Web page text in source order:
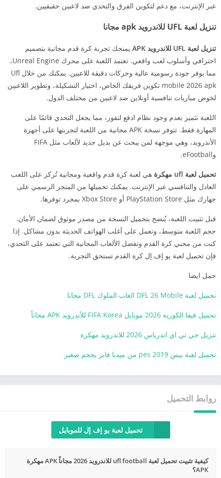
عبر الإنترنت، مع دعم لتكوين الفرق والتحدي ضد لاعبين حقيقيين.
تنزيل لعبة UFL للاندرويد apk مجانا
تنزيل لعبة UFL للاندرويد APK
يمنحك تجربة كرة قدم مجانية بتصميم
احترافي وأسلوب لعب واقعي. تعتمد اللعبة على محرك Unreal Engine،
مما يوفر جودة رسومية عالية وحركات دقيقة للاعبين. يمكنك من خلال Ufl
mobile 2026 apk تكوين فريقك الخاص، اختيار التشكيلة، وتطوير اللاعبين
لخوض مباريات تنافسية أونلاين ضد لاعبين من مختلف الدول.
اللعبة تتميز بعدم وجود نظام ادفع لتفوز، مما يجعل التحدي قائمًا على
المهارة فقط. تتوفر نسخة APK مجانية من اللعبة لتجربتها على أجهزة
الأندرويد، وهي موجهة لمن يبحث عن بديل جديد لألعاب مثل FIFA
وeFootball.
تحميل لعبة ufl مهكرة
هي لعبة كرة قدم واقعية ومجانية تُركز على اللعب
العادل والتنافسي عبر الإنترنت. يمكنك تحميلها من المتجر الرسمي على
جهازك مثل PlayStation Store أو Xbox Store بمجرد توفرها.
قبل تثبيت اللعبة، يُنصح بتحميل النسخة من مصدر موثوق لضمان الأمان.
حجم اللعبة متوسط، وتعمل على أغلب الهواتف الحديثة بدون مشاكل. إذا
كنت من محبي كرة القدم وتفضل الألعاب المجانية التي تعتمد على التحدي،
فإن تحميل لعبة يو إف إل كرة القدم تستحق التجربة.
حمل ايضا
تحميل لعبة DFL 26 Mobile العاب الملوك DFL مجانا
تحميل فيفا الكورية 2026 موبايل FIFA Korea للأندرويد APK مجاناً
تنزيل جي تي اي اندرياس 2026 للاندرويد مهكرة
تحميل لعبة بيس pes 2019 من ميديا فاير بحجم صغير
روابط التحميل
تحميل لعبة يو إف إل للموبايل
كيفية تثبيت تحميل لعبة ufl football للاندرويد 2026 مجاناً APK مهكرة
APK؟